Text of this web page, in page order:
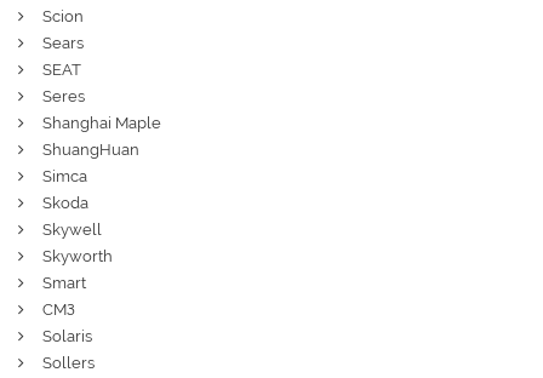
Scion
Sears
SEAT
Seres
Shanghai Maple
ShuangHuan
Simca
Skoda
Skywell
Skyworth
Smart
СМЗ
Solaris
Sollers